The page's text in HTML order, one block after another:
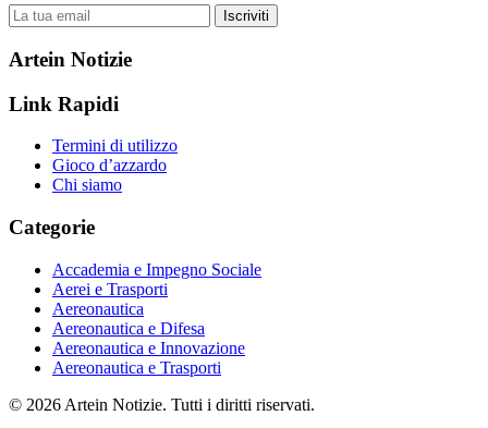
Iscriviti
Artein Notizie
Link Rapidi
Termini di utilizzo
Gioco d’azzardo
Chi siamo
Categorie
Accademia e Impegno Sociale
Aerei e Trasporti
Aereonautica
Aereonautica e Difesa
Aereonautica e Innovazione
Aereonautica e Trasporti
© 2026 Artein Notizie. Tutti i diritti riservati.